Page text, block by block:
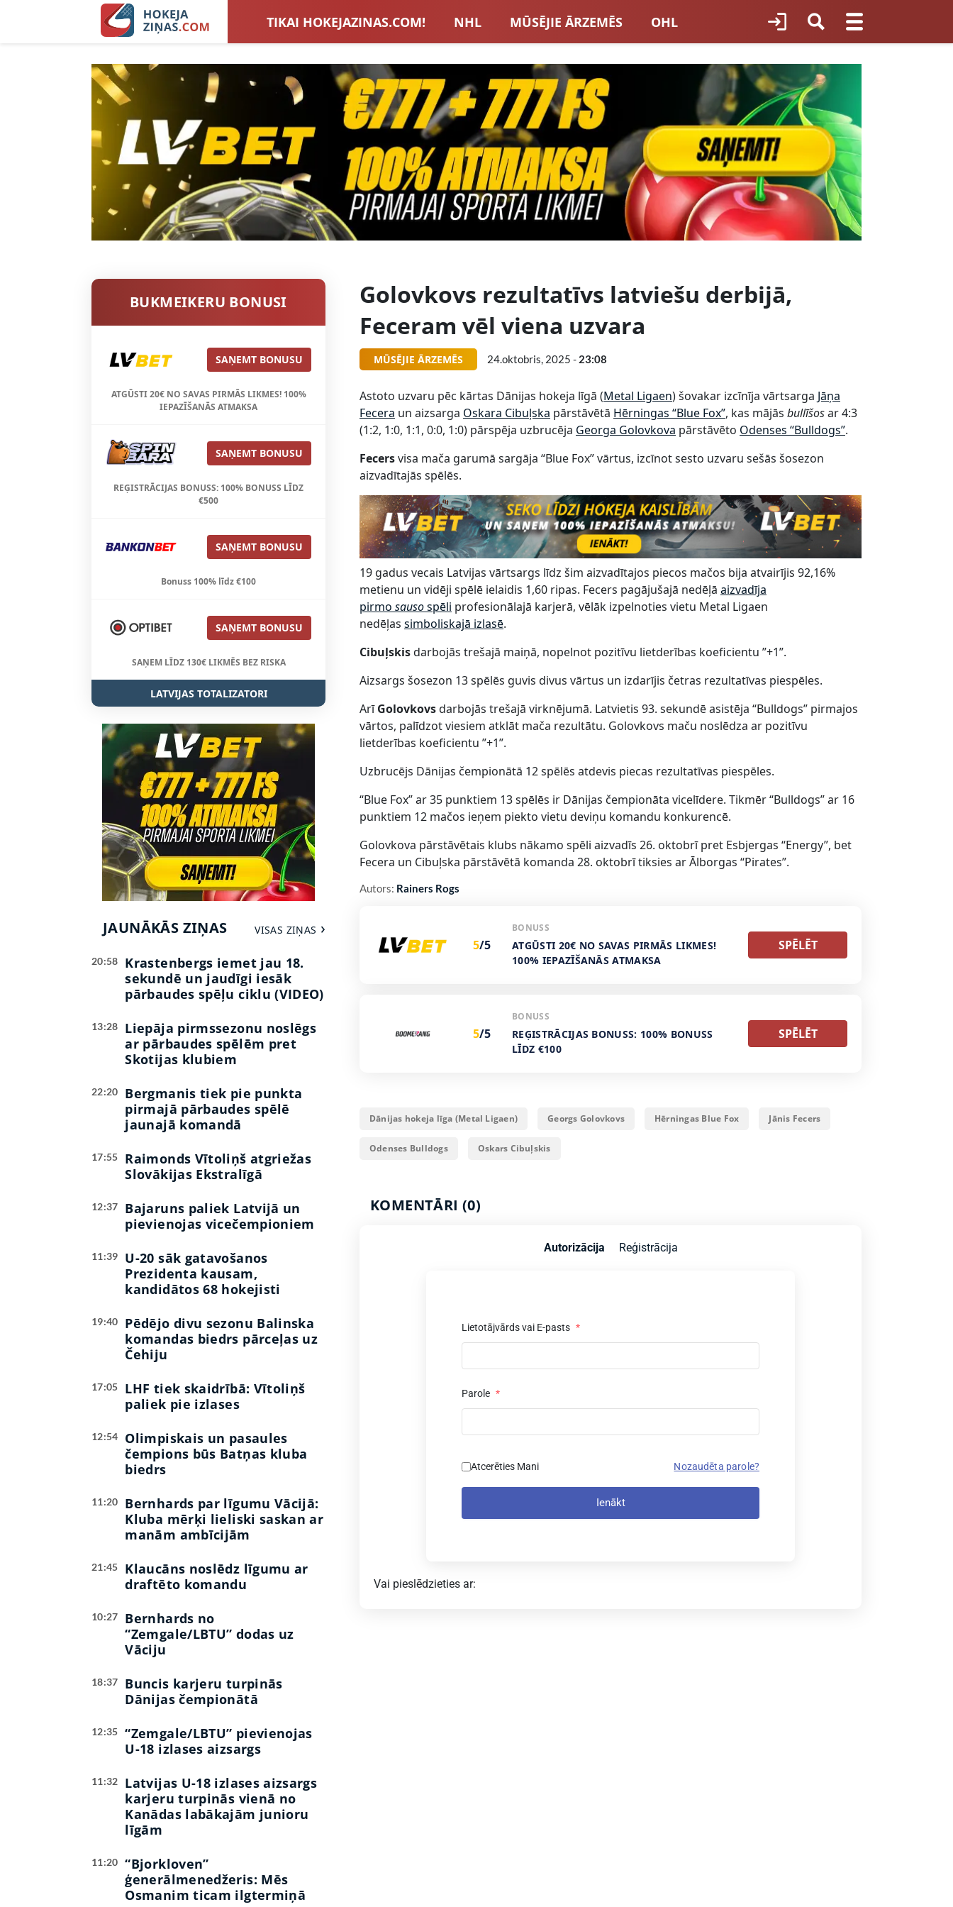
TIKAI HOKEJAZINAS.COM! NHL MŪSĒJIE ĀRZEMĒS OHL
LATVIJAS IZLASE EIROPA LVBET BONUSI JAUNATNES HOKEJS
SIEVIEŠU HOKEJS BLOGI INTERVIJAS TOTALIZATORI LATVIJĀ
TOTALIZATORU BONUSI VISAS ZIŅAS
BUKMEIKERU BONUSI
SAŅEMT BONUSU
ATGŪSTI 20€ NO SAVAS PIRMĀS LIKMES! 100%
IEPAZĪŠANĀS ATMAKSA
SAŅEMT BONUSU
REĢISTRĀCIJAS BONUSS: 100% BONUSS LĪDZ
€500
SAŅEMT BONUSU
Bonuss 100% līdz €100
SAŅEMT BONUSU
SAŅEM LĪDZ 130€ LIKMĒS BEZ RISKA
LATVIJAS TOTALIZATORI
JAUNĀKĀS ZIŅAS VISAS ZIŅAS
20:58
Krastenbergs iemet jau 18.
sekundē un jaudīgi iesāk
pārbaudes spēļu ciklu (VIDEO)
13:28
Liepāja pirmssezonu noslēgs
ar pārbaudes spēlēm pret
Skotijas klubiem
22:20
Bergmanis tiek pie punkta
pirmajā pārbaudes spēlē
jaunajā komandā
17:55
Raimonds Vītoliņš atgriežas
Slovākijas Ekstralīgā
12:37
Bajaruns paliek Latvijā un
pievienojas vicečempioniem
11:39
U-20 sāk gatavošanos
Prezidenta kausam,
kandidātos 68 hokejisti
19:40
Pēdējo divu sezonu Balinska
komandas biedrs pārceļas uz
Čehiju
17:05
LHF tiek skaidrībā: Vītoliņš
paliek pie izlases
12:54
Olimpiskais un pasaules
čempions būs Batņas kluba
biedrs
11:20
Bernhards par līgumu Vācijā:
Kluba mērķi lieliski saskan ar
manām ambīcijām
21:45
Klaucāns noslēdz līgumu ar
draftēto komandu
10:27
Bernhards no
“Zemgale/LBTU” dodas uz
Vāciju
18:37
Buncis karjeru turpinās
Dānijas čempionātā
12:35
“Zemgale/LBTU” pievienojas
U-18 izlases aizsargs
11:32
Latvijas U-18 izlases aizsargs
karjeru turpinās vienā no
Kanādas labākajām junioru
līgām
11:20
“Bjorkloven”
ģenerālmenedžeris: Mēs
Osmanim ticam ilgtermiņā
Golovkovs rezultatīvs latviešu derbijā,
Feceram vēl viena uzvara
MŪSĒJIE ĀRZEMĒS 24.oktobris, 2025 - 23:08
Astoto uzvaru pēc kārtas Dānijas hokeja līgā (Metal Ligaen) šovakar izcīnīja vārtsarga Jāņa
Fecera un aizsarga Oskara Cibuļska pārstāvētā Hērningas “Blue Fox”, kas mājās bullīšosar 4:3
(1:2, 1:0, 1:1, 0:0, 1:0) pārspēja uzbrucēja Georga Golovkova pārstāvēto Odenses “Bulldogs”.
Fecersvisa mača garumā sargāja “Blue Fox” vārtus, izcīnot sesto uzvaru sešās šosezon
aizvadītajās spēlēs.
19 gadus vecais Latvijas vārtsargs līdz šim aizvadītajos piecos mačos bija atvairījis 92,16%
metienu un vidēji spēlē ielaidis 1,60 ripas. Fecers pagājušajā nedēļā aizvadīja
pirmo sausospēli profesionālajā karjerā, vēlāk izpelnoties vietu Metal Ligaen
nedēļas simboliskajā izlasē.
Cibuļskisdarbojās trešajā maiņā, nopelnot pozitīvu lietderības koeficientu ”+1”.
Aizsargs šosezon 13 spēlēs guvis divus vārtus un izdarījis četras rezultatīvas piespēles.
ArīGolovkovsdarbojās trešajā virknējumā. Latvietis 93. sekundē asistēja “Bulldogs” pirmajos
vārtos, palīdzot viesiem atklāt mača rezultātu. Golovkovs maču noslēdza ar pozitīvu
lietderības koeficientu ”+1”.
Uzbrucējs Dānijas čempionātā 12 spēlēs atdevis piecas rezultatīvas piespēles.
“Blue Fox” ar 35 punktiem 13 spēlēs ir Dānijas čempionāta vicelīdere. Tikmēr “Bulldogs” ar 16
punktiem 12 mačos ieņem piekto vietu deviņu komandu konkurencē.
Golovkova pārstāvētais klubs nākamo spēli aizvadīs 26. oktobrī pret Esbjergas “Energy”, bet
Fecera un Cibuļska pārstāvētā komanda 28. oktobrī tiksies ar Ālborgas “Pirates”.
Autors: Rainers Rogs
5/5
BONUSS
ATGŪSTI 20€ NO SAVAS PIRMĀS LIKMES!
100% IEPAZĪŠANĀS ATMAKSA
SPĒLĒT
5/5
BONUSS
REĢISTRĀCIJAS BONUSS: 100% BONUSS
LĪDZ €100
SPĒLĒT
Dānijas hokeja līga (Metal Ligaen) Georgs Golovkovs Hērningas Blue Fox Jānis Fecers
Odenses Bulldogs Oskars Cibuļskis
KOMENTĀRI (0)
Autorizācija Reģistrācija
Lietotājvārds vai E-pasts *
Parole *
Atcerēties Mani Nozaudēta parole?
Ienākt
Vai pieslēdzieties ar: